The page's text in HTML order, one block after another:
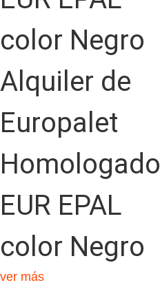
Alquiler de
Europalet
Homologado
EUR EPAL
color Negro
ver más